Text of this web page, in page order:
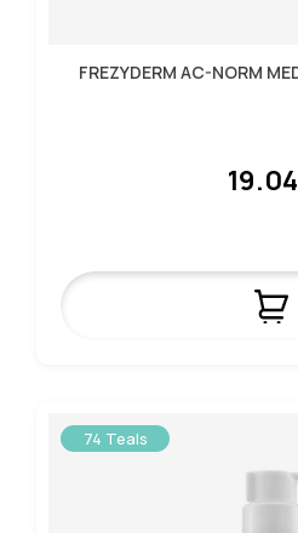
FREZYDERM AC-NORM
74 Teals